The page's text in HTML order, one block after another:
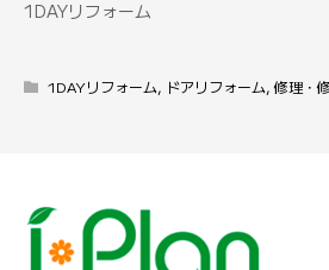
1DAYリフォーム
1DAYリフォーム, ドアリフォーム,修理・